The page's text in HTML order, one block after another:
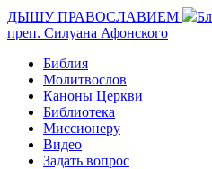
ДЫШУ ПРАВОСЛАВИЕМ
преп. Силуана Афонского
Библия
Молитвослов
Каноны Церкви
Библиотека
Миссионеру
Видео
Задать вопрос